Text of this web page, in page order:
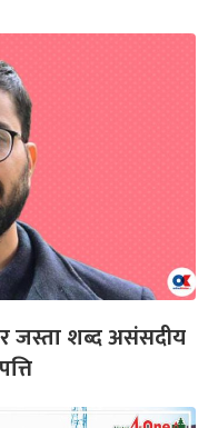
जस्ता शब्द असंसदीय